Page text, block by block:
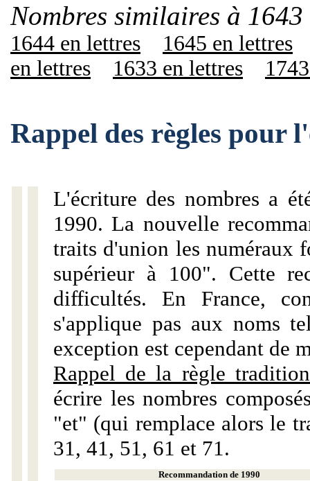
Nombres similaires à
1644 en lettres
1645 en lettres
en lettres
1633 en lettres
Rappel des règles pour
L'écriture des nombres a
1990. La nouvelle
traits d'union les numéraux
supérieur à 100". Cette
difficultés. En France,
s'applique pas aux noms
exception est cependant de
Rappel de la règle
écrire les nombres
"et" (qui remplace alors le
31, 41, 51, 61 et 71.
Recommandation de 1990